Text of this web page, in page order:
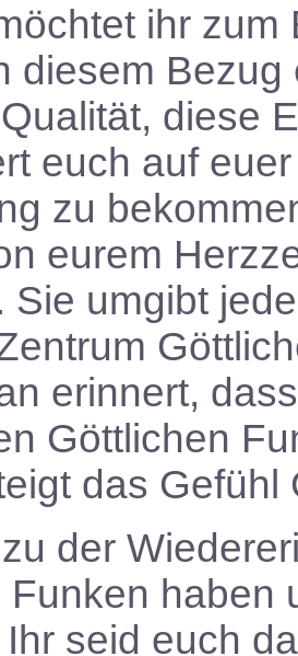
ihr
diesem
diese
euch auf
zu
eurem
Sie umgibt
erinnert,
Göttlichen
das Gefühl
der
Funken haben
seid euch